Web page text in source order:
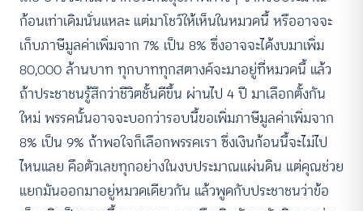
ก้อนเท่าเดิมนั่นแหละ แต่มาโชว์ให้เห็นในหมวดนี้ หรืออาจจะ
เก็บภาษีมูลค่าเพิ่มจาก 7% เป็น 8% ซึ่งอาจจะได้งบมาเพิ่ม
80,000 ล้านบาท ทุกบาททุกสตางค์จะมาอยู่ที่หมวดนี้ แล้ว
ถ้าประชาชนรู้สึกว่าชีวิตชั้นดีขึ้น ผ่านไป 4 ปี มาเลือกตั้งกัน
ใหม่ พรรคนั้นอาจจะบอกว่ารอบนี้ขอเพิ่มภาษีมูลค่าเพิ่มจาก
8% เป็น 9% ถ้าพอใจก็เลือกพรรคเรา ซึ่งเงินก้อนนี้จะไม่ไป
ไหนแลย คือตัวเลขทุกอย่างในงบประมาณแผ่นดิน แต่คุณช่วย
แยกมันออกมาอยู่หมวดเดียวกัน แล้วพูดกับประชาชนว่าข้อ